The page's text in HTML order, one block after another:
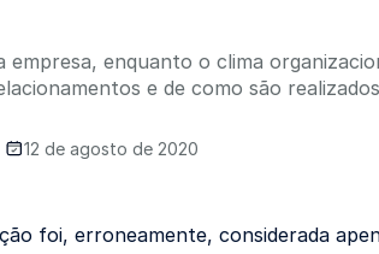
enquanto o clima
e de como são
12 de agosto de 2020
foi, erroneamente, considerada